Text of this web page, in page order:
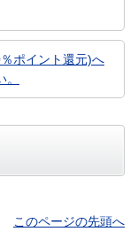
ポイント還元)へ
このページの先頭へ